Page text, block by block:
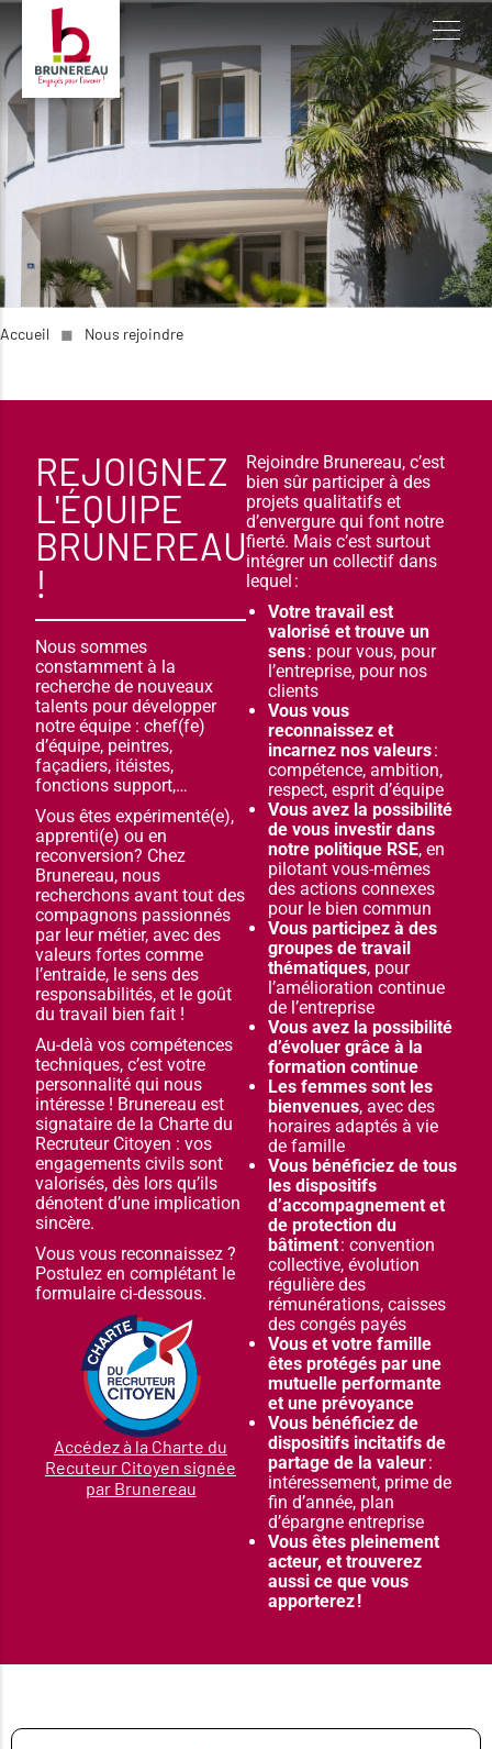
Accueil ◼︎ Nous rejoindre
REJOIGNEZ
L'ÉQUIPE
BRUNEREAU
!
Nous sommes
constamment à la
recherche de nouveaux
talents pour développer
notre équipe : chef(fe)
d’équipe, peintres,
façadiers, itéistes,
fonctions support,…
Vous êtes expérimenté(e),
apprenti(e) ou en
reconversion? Chez
Brunereau, nous
recherchons avant tout des
compagnons passionnés
par leur métier, avec des
valeurs fortes comme
l’entraide, le sens des
responsabilités, et le goût
du travail bien fait !
Au-delà vos compétences
techniques, c’est votre
personnalité qui nous
intéresse ! Brunereau est
signataire de la Charte du
Recruteur Citoyen : vos
engagements civils sont
valorisés, dès lors qu’ils
dénotent d’une implication
sincère.
Vous vous reconnaissez ?
Postulez en complétant le
formulaire ci-dessous.
Accédez à la Charte du
Recuteur Citoyen signée
par Brunereau
Rejoindre Brunereau, c’est
bien sûr participer à des
projets qualitatifs et
d’envergure qui font notre
fierté. Mais c’est surtout
intégrer un collectif dans
lequel :
Votre travail est
valorisé et trouve un
sens: pour vous, pour
l’entreprise, pour nos
clients
Vous vous
reconnaissez et
incarnez nos valeurs:
compétence, ambition,
respect, esprit d’équipe
Vous avez la possibilité
de vous investir dans
notre politique RSE, en
pilotant vous-mêmes
des actions connexes
pour le bien commun
Vous participez à des
groupes de travail
thématiques, pour
l’amélioration continue
de l’entreprise
Vous avez la possibilité
d’évoluer grâce à la
formation continue
Les femmes sont les
bienvenues, avec des
horaires adaptés à vie
de famille
Vous bénéficiez de tous
les dispositifs
d’accompagnement et
de protection du
bâtiment: convention
collective, évolution
régulière des
rémunérations, caisses
des congés payés
Vous et votre famille
êtes protégés par une
mutuelle performante
et une prévoyance
Vous bénéficiez de
dispositifs incitatifs de
partage de la valeur:
intéressement, prime de
fin d’année, plan
d’épargne entreprise
Vous êtes pleinement
acteur, et trouverez
aussi ce que vous
apporterez !